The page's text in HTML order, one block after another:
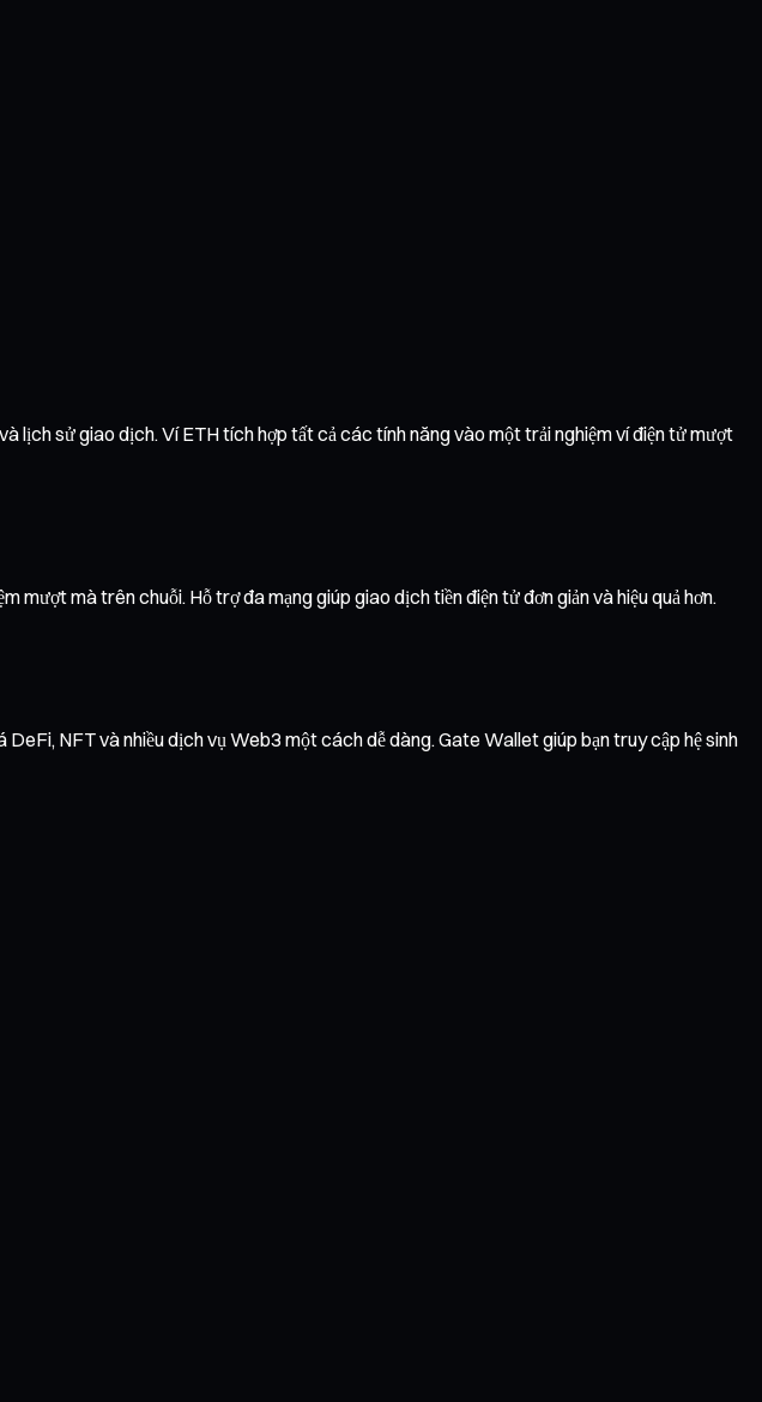
lịch sử giao dịch. Ví ETH tích hợp tất cả các tính năng vào một trải nghiệm ví điện tử mượt
mà trên chuỗi. Hỗ trợ đa mạng giúp giao dịch tiền điện tử đơn giản và hiệu quả hơn.
NFT và nhiều dịch vụ Web3 một cách dễ dàng. Gate Wallet giúp bạn truy cập hệ sinh